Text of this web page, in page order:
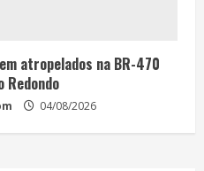
atropelados na BR-470
Redondo
04/08/2026